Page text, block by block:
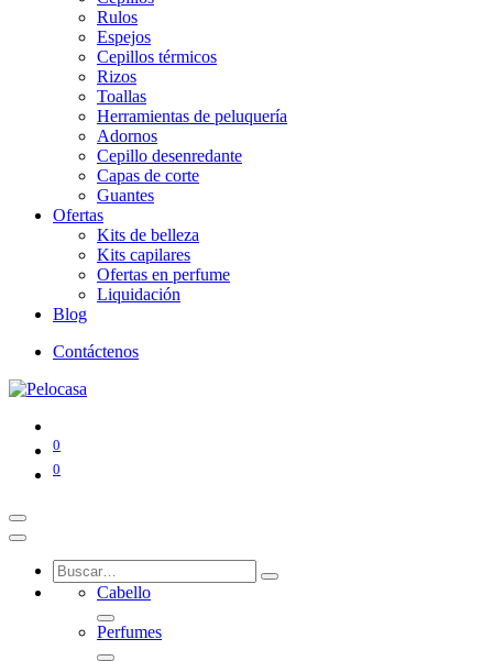
Rulos
Espejos
Cepillos térmicos
Rizos
Toallas
Herramientas de peluquería
Adornos
Cepillo desenredante
Capas de corte
Guantes
Ofertas
Kits de belleza
Kits capilares
Ofertas en perfume
Liquidación
Blog
Contáctenos
0
0
Cabello
Perfumes